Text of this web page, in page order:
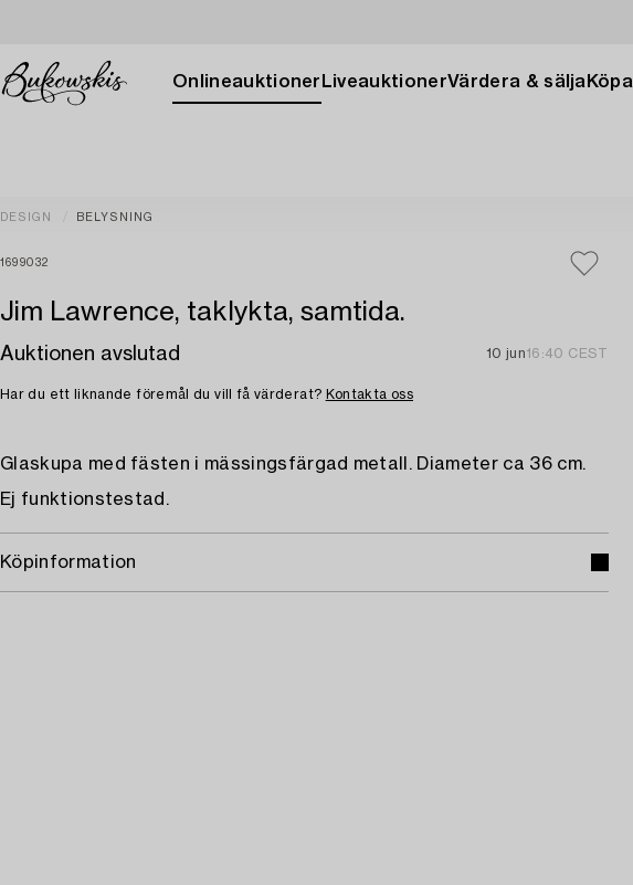
Onlineauktioner LiveauktionerVärdera & sälja Köpa
DESIGN BELYSNING
1699032
Jim Lawrence, taklykta, samtida.
Auktionen avslutad 10 jun16:40 CEST
Har du ett liknande föremål du vill få värderat? Kontakta oss
Glaskupa med fästen i mässingsfärgad metall. Diameter ca 36 cm.
Ej funktionstestad.
Köpinformation